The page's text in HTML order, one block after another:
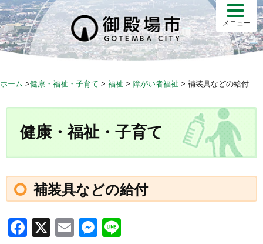
S
k
i
p
メニュー
ホーム >健康・福祉・子育て > 福祉 > 障がい者福祉 > 補装具などの給付
健康・福祉・子育て
補装具などの給付
F
X
E
M